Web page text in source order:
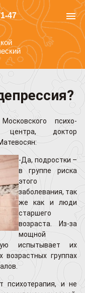
47 menu
психо-
доктор
-Да, подростки –
в группе риска
этого
заболевания, так
же как и люди
старшего
возраста. Из-за
мощной
испытывает их
возрастных группах
психотерапия, и не